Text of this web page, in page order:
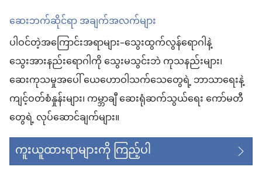
ဆေးဘက်ဆိုင်ရာ အချက်အလက်များ
ပါဝင်တဲ့အကြောင်းအရာများ–သွေးထွက်လွန်ရောဂါနဲ့
သွေးအားနည်းရောဂါကို သွေးမသွင်းဘဲ ကုသနည်းများ၊
ဆေးကုသမှုအပေါ် ယေဟောဝါသက်သေတွေရဲ့ ဘာသာရေးနဲ့
ကျင့်ဝတ်စံနှုန်းများ၊ ကမ္ဘာချီ ဆေးရုံဆက်သွယ်ရေး ကော်မတီ
တွေရဲ့ လုပ်ဆောင်ချက်များ။
ကူးယူထားရာများကို ကြည့်ပါ